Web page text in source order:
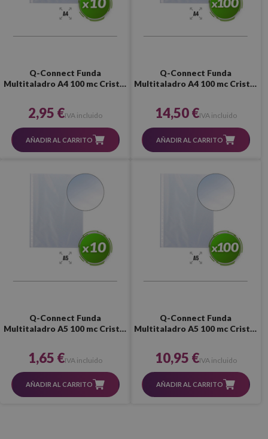
Q-Connect Funda
Multitaladro A4 100 mc Cristal
2,95 €IVA incluido
AÑADIR AL CARRITO
Q-Connect Funda
Multitaladro A4 100 mc Cristal
14,50 €IVA incluido
AÑADIR AL CARRITO
Q-Connect Funda
Multitaladro A5 100 mc Cristal
1,65 €IVA incluido
AÑADIR AL CARRITO
Q-Connect Funda
Multitaladro A5 100 mc Cristal
10,95 €IVA incluido
AÑADIR AL CARRITO